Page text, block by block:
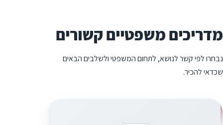
מדריכים משפטיים קשורים
נבחרו לפי קשר לנושא, לתחום המשפטי ולשלבים הבאים
שכדאי להכיר.